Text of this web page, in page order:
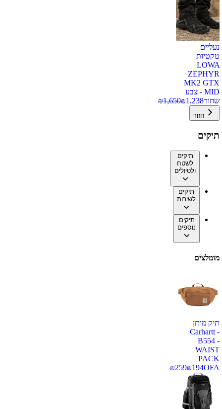
נעליים
טקטיות
LOWA
ZEPHYR
MK2 GTX
MID - צבע
שחור
₪1,238
₪1,650
חזור
תיקים
תיקים
לשטח
ולטיולים
תיקים
לשירות
תיקים
נוספים
מומלצים
תיק מותן
Carhartt -
B554 -
WAIST
PACK
OFA
₪194
₪259